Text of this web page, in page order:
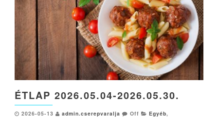
ÉTLAP 2026.05.04-2026.05.30.
2026-05-13 admin.cserepvaralja Off Egyéb,